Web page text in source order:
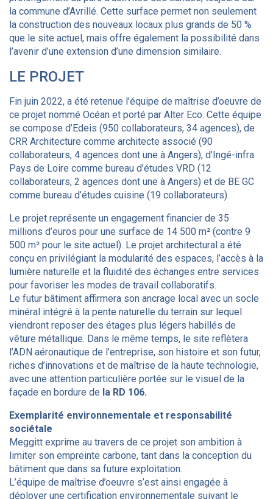
la commune d’Avrillé. Cette surface permet non seulement
la construction des nouveaux locaux plus grands de 50 %
que le site actuel, mais offre également la possibilité dans
l’avenir d’une extension d’une dimension similaire.
LE PROJET
Fin juin 2022, a été retenue l’équipe de maîtrise d’oeuvre de
ce projet nommé Océan et porté par Alter Eco. Cette équipe
se compose d’Edeis (950 collaborateurs, 34 agences), de
CRR Architecture comme architecte associé (90
collaborateurs, 4 agences dont une à Angers), d’Ingé-infra
Pays de Loire comme bureau d’études VRD (12
collaborateurs, 2 agences dont une à Angers) et de BE GC
comme bureau d’études cuisine (19 collaborateurs).
Le projet représente un engagement financier de 35
millions d’euros pour une surface de 14 500 m² (contre 9
500 m² pour le site actuel). Le projet architectural a été
conçu en privilégiant la modularité des espaces, l’accès à la
lumière naturelle et la fluidité des échanges entre services
pour favoriser les modes de travail collaboratifs.
Le futur bâtiment affirmera son ancrage local avec un socle
minéral intégré à la pente naturelle du terrain sur lequel
viendront reposer des étages plus légers habillés de
vêture métallique. Dans le même temps, le site reflètera
l’ADN aéronautique de l’entreprise, son histoire et son futur,
riches d’innovations et de maîtrise de la haute technologie,
avec une attention particulière portée sur le visuel de la
façade en bordure de la RD 106.
Exemplarité environnementale et responsabilité
sociétale
Meggitt exprime au travers de ce projet son ambition à
limiter son empreinte carbone, tant dans la conception du
bâtiment que dans sa future exploitation.
L’équipe de maîtrise d’oeuvre s’est ainsi engagée à
déployer une certification environnementale suivant le